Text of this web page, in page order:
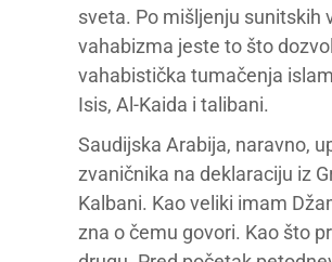
sveta. Po mišljenju sunitskih
vahabizma jeste to što
vahabistička tumačenja
Isis, Al-Kaida i talibani.
Saudijska Arabija, naravno,
zvaničnika na deklaraciju iz
Kalbani. Kao veliki imam
zna o čemu govori. Kao što